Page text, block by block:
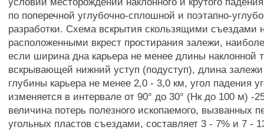
по поперечной углубочно-сплошной и поэтапно-
разработки. Схема вскрытия скользящими съездами
расположенными вкрест простирания залежи,
если ширина дна карьера не менее длины наклонной
вскрывающей нижний уступ (подуступ), длина
глубины карьера не менее 2,0 - 3,0 км, угол падения
изменяется в интервале от 90° до 30° (Нк до 100 м) -
величина потерь полезного ископаемого, вызванных
угольных пластов съездами, составляет 3 - 7% и 7 -